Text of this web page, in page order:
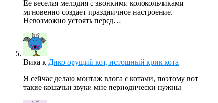
Ее веселая мелодия с звонкими колокольчиками
мгновенно создает праздничное настроение.
Невозможно устоять перед…
Вика к Дико орущий кот, истошный крик кота
Я сейчас делаю монтаж влога с котами, поэтому вот
такие кошачьи звуки мне периодически нужны